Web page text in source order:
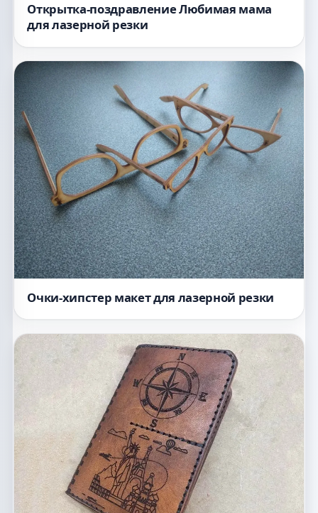
Открытка-поздравление Любимая мама
для лазерной резки
Очки-хипстер макет для лазерной резки